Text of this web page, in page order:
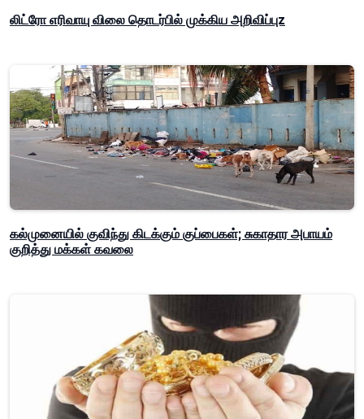
லிட்ரோ எரிவாயு விலை தொடர்பில் முக்கிய அறிவிப்புz
கல்முனையில் குவிந்து கிடக்கும் குப்பைகள்; சுகாதார அபாயம்
குறித்து மக்கள் கவலை